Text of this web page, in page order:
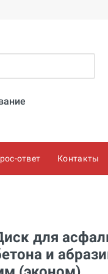
ответ Контакты
для
и